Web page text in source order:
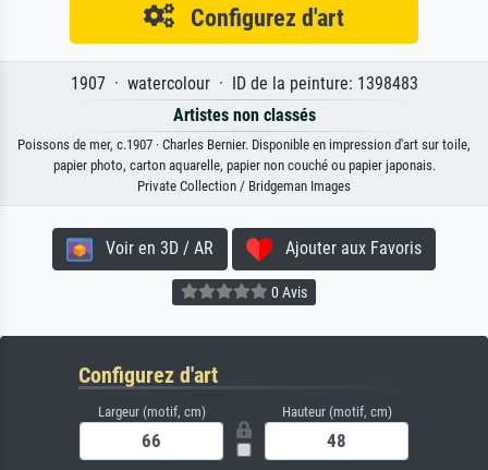
Configurez d'art
1907 · watercolour · ID de la peinture: 1398483
Artistes non classés
Poissons de mer, c.1907 · Charles Bernier. Disponible en impression d'art sur toile,
papier photo, carton aquarelle, papier non couché ou papier japonais.
Private Collection / Bridgeman Images
Voir en 3D / AR Ajouter aux Favoris
0 Avis
Configurez d'art
Largeur (motif, cm) Hauteur (motif, cm)